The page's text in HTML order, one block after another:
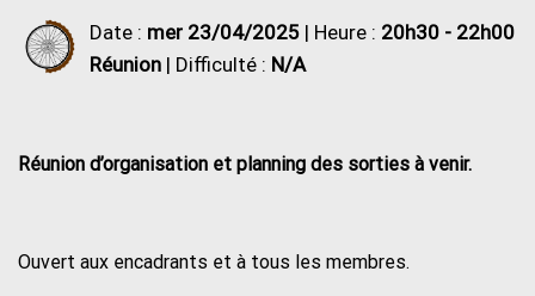
Date : mer 23/04/2025 | Heure : 20h30 - 22h00
Réunion | Difficulté : N/A
Réunion d’organisation et planning des sorties à venir.
Ouvert aux encadrants et à tous les membres.